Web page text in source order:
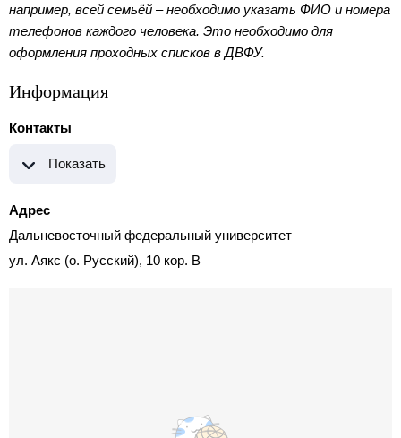
например, всей семьёй – необходимо указать ФИО и номера
телефонов каждого человека. Это необходимо для
оформления проходных списков в ДВФУ.
Информация
Контакты
Показать
Адрес
Дальневосточный федеральный университет
ул. Аякс (о. Русский), 10 кор. B